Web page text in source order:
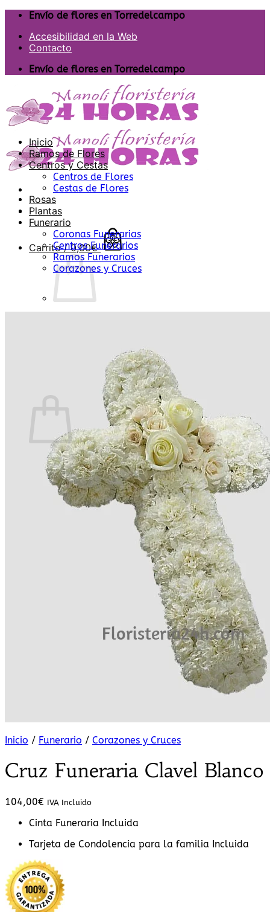
Saltar
contenido
Envío de flores en Torredelcampo
Accesibilidad en la Web
Contacto
Envío de flores en Torredelcampo
Carrito /0,00€
No hay productos en el carrito.
Volver a la tienda
Inicio
Ramos de Flores
Centros y Cestas
Centros de Flores
Cestas de Flores
Rosas
Plantas
Funerario
Coronas Funerarias
Centros Funerarios
Ramos Funerarios
Corazones y Cruces
Inicio / Funerario / Corazones y Cruces
Cruz Funeraria Clavel Blanco
104,00€ IVA Incluido
Cinta Funeraria Incluida
Tarjeta de Condolencia para la familia Incluida